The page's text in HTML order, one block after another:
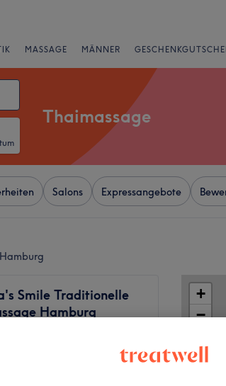
MASSAGE MÄNNER
Thaimassage
Salons Expressangebote
Smile Traditionelle
Hamburg
+
−